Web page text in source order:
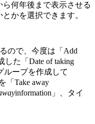
何年後まで表示させる
かを選択できます。
ので、今度は「Add
した「Date of taking
ループを作成して
「Take away
information」、タイ